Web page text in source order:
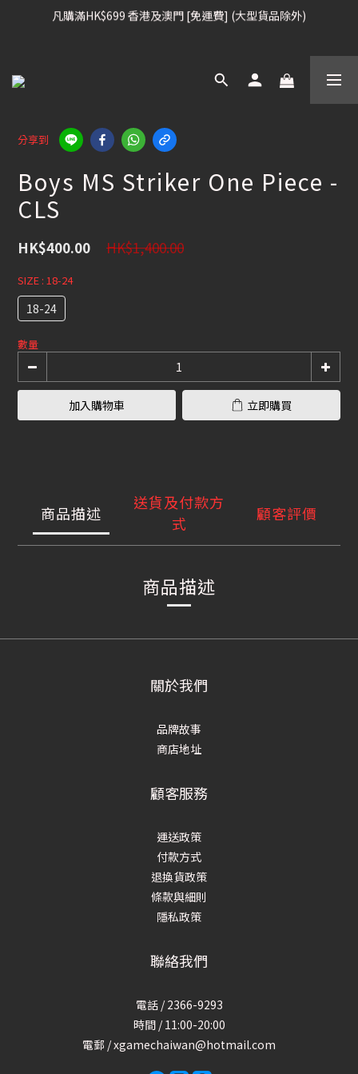
凡購滿HK$699 香港及澳門 [免運費] (大型貨品除外)
凡購滿HK$699 香港及澳門 [免運費] (大型貨品除外)
Etc , 75折
凡購滿HK$699 香港及澳門 [免運費] (大型貨品除外)
分享到
Boys MS Striker One Piece -
CLS
HK$1,400.00
HK$400.00
SIZE : 18-24
18-24
數量
加入購物車 立即購買
商品描述
送貨及付款方
式
顧客評價
商品描述
關於我們
品牌故事
商店地址
顧客服務
運送政策
付款方式
退換貨政策
條款與細則
隱私政策
聯絡我們
電話 / 2366-9293
時間 / 11:00-20:00
電郵 / xgamechaiwan@hotmail.com